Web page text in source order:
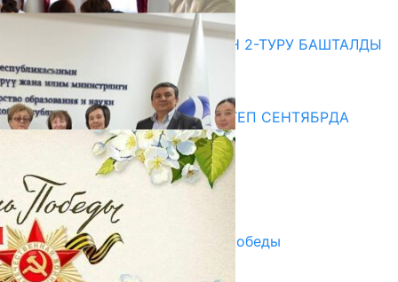
20.07.2026
ЖОЖДОРГО КАБЫЛ АЛУУНУН 2-ТУРУ БАШТАЛДЫ
20.07.2026
Медиа
СУЗАКТА 750 ОРУНДУУ МЕКТЕП СЕНТЯБРДА
ПАЙДАЛАНУУГА БЕРИЛЕТ
07.08.2025
Улуу Жеңиштин жандуу сөзү
29.04.2025
Награды в преддверии Дня Победы
29.04.2025